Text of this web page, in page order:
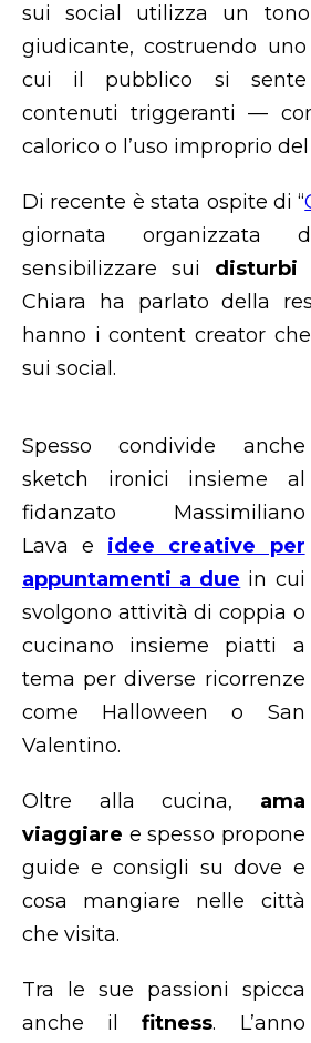
sui social utilizza un
giudicante, costruendo uno
cui il pubblico si sente
contenuti triggeranti —
calorico o l’uso improprio
Di recente è stata ospite di “
giornata
sensibilizzare sui disturbi
Chiara ha parlato della
hanno i content creator
sui social.
Spesso condivide anche
sketch ironici insieme al
fidanzato Massimiliano
Lava e idee creative per
appuntamenti a due in cui
svolgono attività di coppia o
cucinano insieme piatti a
tema per diverse ricorrenze
come Halloween o San
Valentino.
Oltre alla cucina, ama
viaggiare e spesso propone
guide e consigli su dove e
cosa mangiare nelle città
che visita.
Tra le sue passioni spicca
anche ilfitness. L’anno